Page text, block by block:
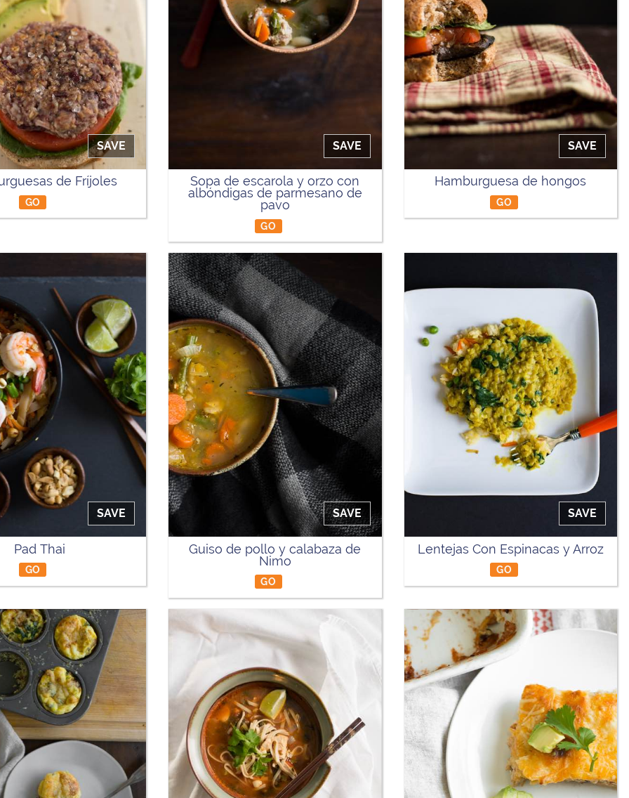
SAVE
de Fríjoles
GO
SAVE
Sopa de escarola y orzo con
albóndigas de parmesano de
pavo
GO
SAVE
Hamburguesa de hongos
GO
SAVE
Pad Thai
GO
SAVE
Guiso de pollo y calabaza de
Nimo
GO
SAVE
Lentejas Con Espinacas y Arroz
GO